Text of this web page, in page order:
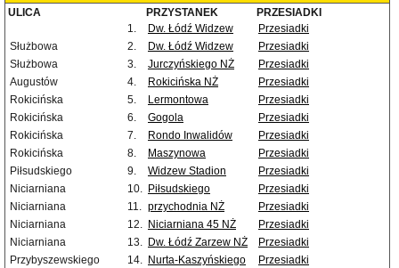
ULICA PRZYSTANEK
PRZESIADKI
1.
Dw. Łódź Widzew
Przesiadki
Służbowa
2. Dw. Łódź Widzew
Przesiadki
Służbowa
3. Jurczyńskiego NŻ
Przesiadki
Augustów
4. Rokicińska NŻ
Przesiadki
Rokicińska
5. Lermontowa
Przesiadki
Rokicińska
6. Gogola
Przesiadki
Rokicińska
7. Rondo Inwalidów
Przesiadki
Rokicińska
8. Maszynowa
Przesiadki
Piłsudskiego
9. Widzew Stadion
Przesiadki
Niciarniana
10. Piłsudskiego
Przesiadki
Niciarniana
11. przychodnia NŻ
Przesiadki
Niciarniana
12. Niciarniana 45 NŻ
Przesiadki
Niciarniana
13. Dw. Łódź Zarzew NŻ
Przesiadki
Przybyszewskiego
14. Nurta-Kaszyńskiego
Przesiadki